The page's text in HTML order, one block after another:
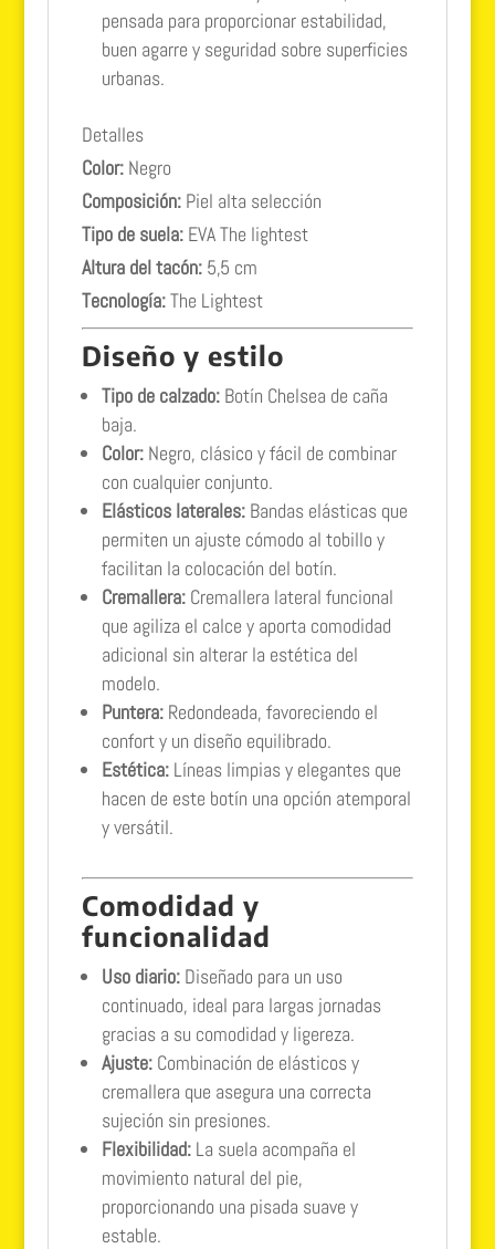
pensada para proporcionar estabilidad,
buen agarre y seguridad sobre superficies
urbanas.
Detalles
Color:Negro
Composición:Piel alta selección
Tipo de suela: EVA The lightest
Altura del tacón: 5,5 cm
Tecnología:The Lightest
Diseño y estilo
Tipo de calzado:Botín Chelsea de caña
baja.
Color:Negro, clásico y fácil de combinar
con cualquier conjunto.
Elásticos laterales:Bandas elásticas que
permiten un ajuste cómodo al tobillo y
facilitan la colocación del botín.
Cremallera:Cremallera lateral funcional
que agiliza el calce y aporta comodidad
adicional sin alterar la estética del
modelo.
Puntera:Redondeada, favoreciendo el
confort y un diseño equilibrado.
Estética:Líneas limpias y elegantes que
hacen de este botín una opción atemporal
y versátil.
Comodidad y
funcionalidad
Uso diario:Diseñado para un uso
continuado, ideal para largas jornadas
gracias a su comodidad y ligereza.
Ajuste:Combinación de elásticos y
cremallera que asegura una correcta
sujeción sin presiones.
Flexibilidad:La suela acompaña el
movimiento natural del pie,
proporcionando una pisada suave y
estable.